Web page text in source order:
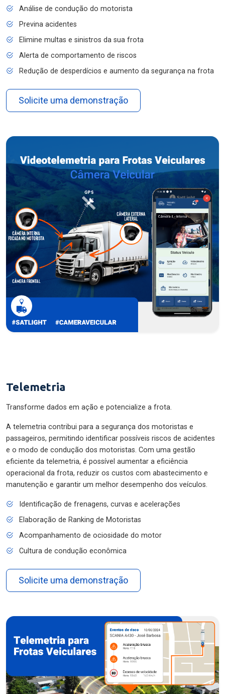
Análise de condução do motorista
Previna acidentes
Elimine multas e sinistros da sua frota
Alerta de comportamento de riscos
Redução de desperdícios e aumento da segurança na frota
Solicite uma demonstração
Telemetria
Transforme dados em ação e potencialize a frota.
A telemetria contribui para a segurança dos motoristas e
passageiros, permitindo identificar possíveis riscos de acidentes
e o modo de condução dos motoristas. Com uma gestão
eficiente da telemetria, é possível aumentar a eficiência
operacional da frota, reduzir os custos com abastecimento e
manutenção e garantir um melhor desempenho dos veículos.
Identificação de frenagens, curvas e acelerações
Elaboração de Ranking de Motoristas
Acompanhamento de ociosidade do motor
Cultura de condução econômica
Solicite uma demonstração